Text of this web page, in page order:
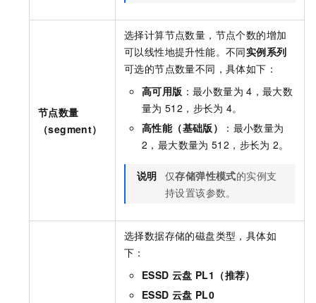
节点数量
（segment）
选择计算节点数量，节点个数的增加
可以线性地提升性能。不同实例系列
可选的节点数量不同，具体如下：
高可用版 ：最小数量为 4，最大数
量为 512，步长为 4。
高性能（基础版）
：最小数量为
2，最大数量为 512，步长为 2。
说明 仅存储弹性模式的实例支
持设置该参数。
选择数据存储的磁盘类型，具体如
下：
ESSD 云盘 PL1（推荐）
ESSD 云盘 PL0